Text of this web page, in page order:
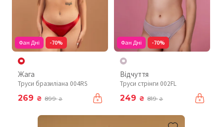
Фан Дні -70%
Жага
Труси бразиліана 004RS
269 ₴ 899₴
Фан Дні -70%
Відчуття
Труси стрінги 002FL
249 ₴ 819₴